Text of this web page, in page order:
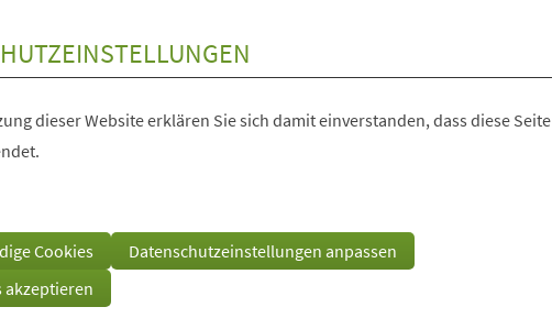
dieser Website erklären Sie sich damit einverstanden, dass diese Seite
Cookies
Datenschutzeinstellungen anpassen
akzeptieren